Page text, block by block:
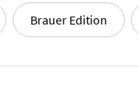
Brauer Edition